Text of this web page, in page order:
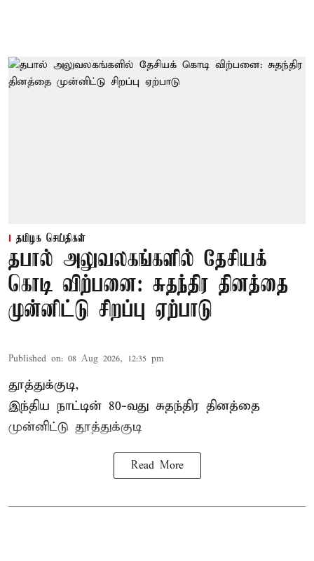
தமிழக செய்திகள்
தபால் அலுவலகங்களில் தேசியக்
கொடி விற்பனை: சுதந்திர தினத்தை
முன்னிட்டு சிறப்பு ஏற்பாடு
Published on: 08 Aug 2026, 12:35 pm
தூத்துக்குடி,
இந்திய நாட்டின் 80-வது சுதந்திர தினத்தை
முன்னிட்டு தூத்துக்குடி
Read More